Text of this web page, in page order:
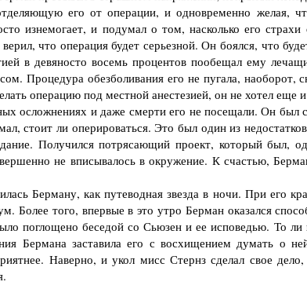
его от операции, и одновременно желая,
изнемогает, и подумал о том, насколько его
что операция будет серьезной. Он боялся, что
в девяносто восемь процентов пообещал ему
Процедура обезболивания его не пугала, наоборот,
операцию под местной анестезией, он не хотел еще
осложнениях и даже смерти его не посещали. Он был
стоит ли оперироваться. Это был один из
Получился потрясающий проект, который был,
не вписывалось в окружение. К счастью,
Берману, как путеводная звезда в ночи. При его
Более того, впервые в это утро Берман оказался
поглощено беседой со Сьюзен и ее исповедью. То
Бермана заставила его с восхищением думать о
Наверно, и укол мисс Стернз сделал свое